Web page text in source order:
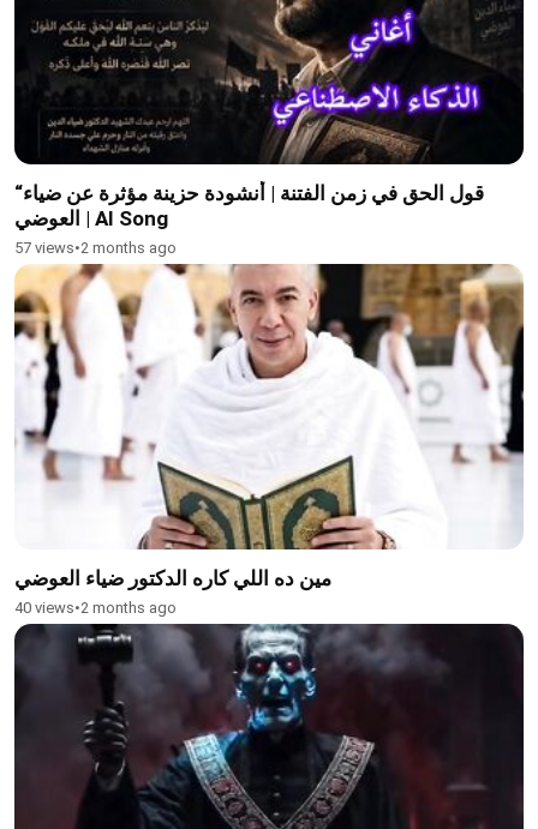
“قول الحق في زمن الفتنة | أنشودة حزينة مؤثرة عن ضياء
العوضي | AI Song
57 views•2 months ago
مين ده اللي كاره الدكتور ضياء العوضي
40 views•2 months ago